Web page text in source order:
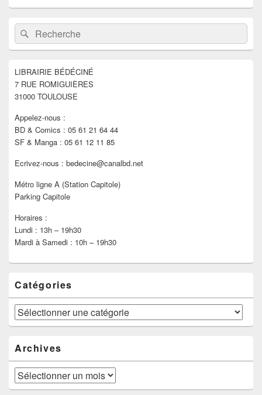
Zone
principale
de
widget
barre
latérale
Recherche :Rechercher
LIBRAIRIE BÉDÉCINÉ
7 RUE ROMIGUIÈRES
31000 TOULOUSE
Appelez-nous :
BD & Comics : 05 61 21 64 44
SF & Manga : 05 61 12 11 85
Ecrivez-nous : bedecine@canalbd.net
Métro ligne A (Station Capitole)
Parking Capitole
Horaires :
Lundi : 13h – 19h30
Mardi à Samedi : 10h – 19h30
Catégories
Catégories
Archives
Archives